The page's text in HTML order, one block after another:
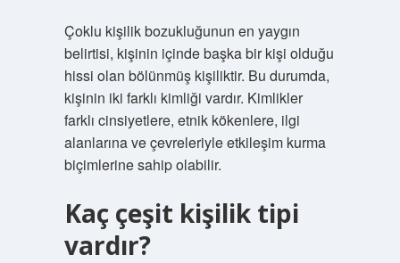
Çoklu kişilik bozukluğunun en yaygın
belirtisi, kişinin içinde başka bir kişi olduğu
hissi olan bölünmüş kişiliktir. Bu durumda,
kişinin iki farklı kimliği vardır. Kimlikler
farklı cinsiyetlere, etnik kökenlere, ilgi
alanlarına ve çevreleriyle etkileşim kurma
biçimlerine sahip olabilir.
Kaç çeşit kişilik tipi
vardır?